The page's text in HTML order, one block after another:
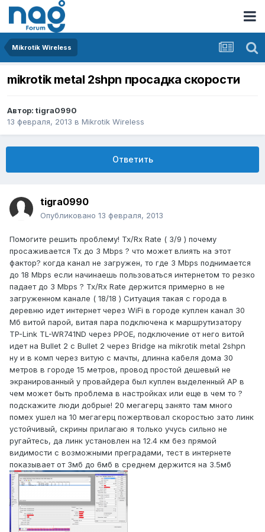
Mikrotik Wireless
mikrotik metal 2shpn просадка скорости
Автор: tigra0990
13 февраля, 2013 в Mikrotik Wireless
Ответить
tigra0990
Опубликовано 13 февраля, 2013
Помогите решить проблему! Tx/Rx Rate ( 3/9 ) почему
просаживается Tx до 3 Mbps ? что может влиять на этот
фактор? когда канал не загружен, то где 3 Mbps поднимается
до 18 Mbps если начинаешь пользоваться интернетом то резко
падает до 3 Mbps ? Tx/Rx Rate держится примерно в не
загруженном канале ( 18/18 ) Ситуация такая с города в
деревню идет интернет через WiFi в городе куплен канал 30
Мб витой парой, витая пара подключена к маршрутизатору
TP-Link TL-WR741ND через PPOE, подключение от него витой
идет на Bullet 2 с Bullet 2 через Bridge на mikrotik metal 2shpn
ну и в комп через витую с мачты, длинна кабеля дома 30
метров в городе 15 метров, провод простой дешевый не
экранированный у провайдера был куплен выделенный AP в
чем может быть проблема в настройках или еще в чем то ?
подскажите люди добрые! 20 мегагерц занято там много
помех ушел на 10 мегагерц пожертвовал скоростью зато линк
устойчивый, скрины прилагаю я только учусь сильно не
ругайтесь, да линк установлен на 12.4 км без прямой
видимости с возможными преградами, тест в интернете
показывает от 3мб до 6мб в среднем держится на 3.5мб